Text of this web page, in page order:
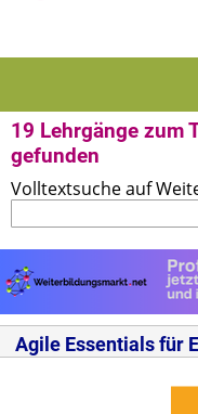
19 Lehrgänge zum
gefunden
Volltextsuche auf
Agile Essentials für